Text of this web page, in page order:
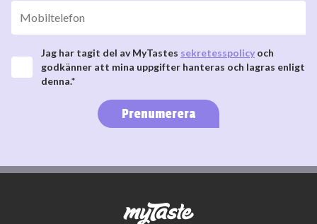
Jag har tagit del av MyTastes sekretesspolicy och
godkänner att mina uppgifter hanteras och lagras enligt
denna.*
Prenumerera